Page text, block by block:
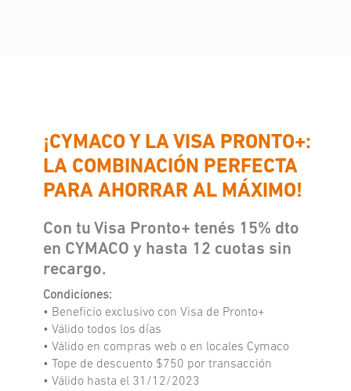
¡CYMACO Y LA VISA PRONTO+:
LA COMBINACIÓN PERFECTA
PARA AHORRAR AL MÁXIMO!
Con tu Visa Pronto+ tenés 15% dto
en CYMACO y hasta 12 cuotas sin
recargo.
Condiciones:
• Beneficio exclusivo con Visa de Pronto+
• Válido todos los días
• Válido en compras web o en locales Cymaco
• Tope de descuento $750 por transacción
• Válido hasta el 31/12/2023